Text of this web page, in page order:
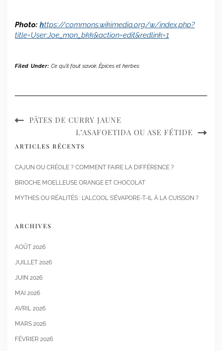
Photo: https://commons.wikimedia.org/w/index.php?
title=User:Joe_mon_bkk&action=edit&redlink=1
Filed Under: Ce qu'il faut savoir, Épices et herbes
PÂTES DE CURRY JAUNE
L’ASAFOETIDA OU ASE FÉTIDE
ARTICLES RÉCENTS
CAJUN OU CRÉOLE ? COMMENT FAIRE LA DIFFÉRENCE ?
BRIOCHE MOELLEUSE ORANGE ET CHOCOLAT
MYTHES OU RÉALITÉS : L’ALCOOL S’ÉVAPORE-T-IL À LA CUISSON ?
ARCHIVES
AOÛT 2026
JUILLET 2026
JUIN 2026
MAI 2026
AVRIL 2026
MARS 2026
FÉVRIER 2026